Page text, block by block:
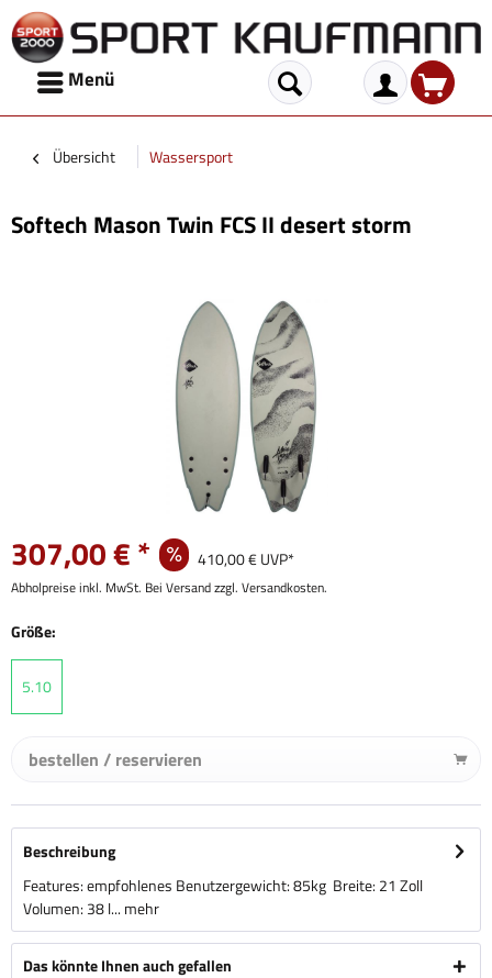
Menü
Übersicht Wassersport
Softech Mason Twin FCS II desert storm
307,00 € * 410,00 € UVP*
Abholpreise inkl. MwSt. Bei Versand zzgl. Versandkosten.
Größe:
5.10
bestellen / reservieren
Beschreibung
Features: empfohlenes Benutzergewicht: 85kg Breite: 21 Zoll
Volumen: 38 l... mehr
Das könnte Ihnen auch gefallen